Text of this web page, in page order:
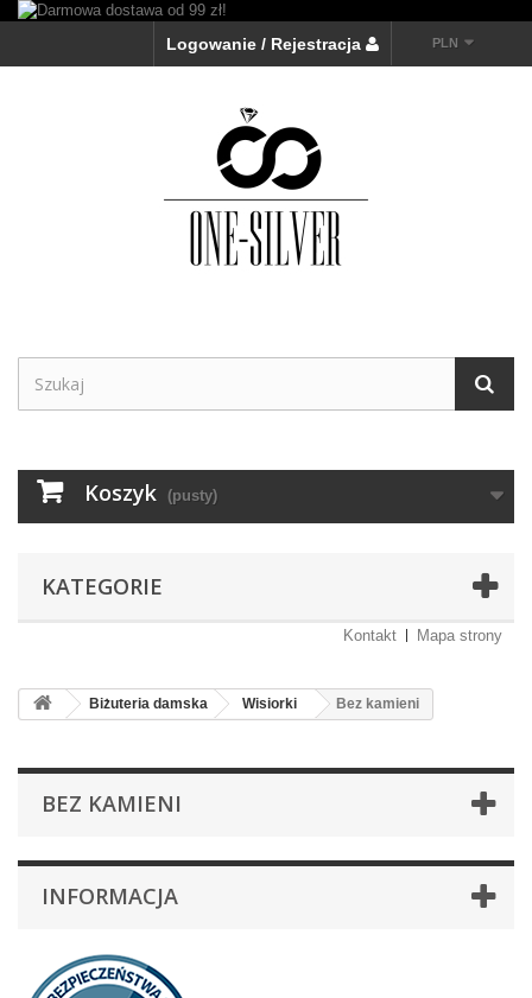
PLN
Logowanie / Rejestracja
Koszyk (pusty)
KATEGORIE
Kontakt Mapa strony
Biżuteria damska Wisiorki Bez kamieni
BEZ KAMIENI
INFORMACJA